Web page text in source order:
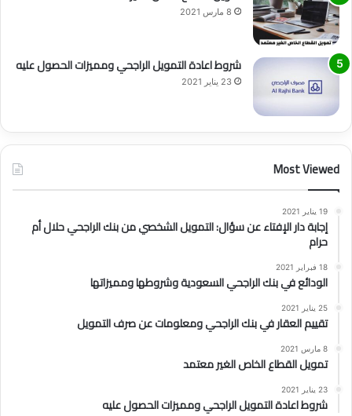
8 مارس 2021
شروط اعادة التمويل الراجحي ومميزات الحصول عليه
23 يناير 2021
Most Viewed
19 يناير 2021
إجابة دار الإفتاء عن سؤال: التمويل الشخصي من بنك الراجحي حلال أم
حرام
18 فبراير 2021
الودائع في بنك الراجحي السعودية وشروطها ومميزاتها
25 يناير 2021
تقييم العقار في بنك الراجحي ومعلومات عن صرف التمويل
8 مارس 2021
تمويل القطاع الخاص الغير معتمد
23 يناير 2021
شروط اعادة التمويل الراجحي ومميزات الحصول عليه